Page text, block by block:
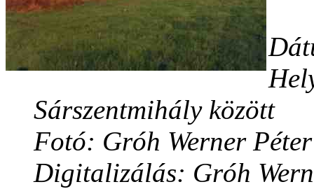
Sárszentmihály között
Fotó: Gróh Werner Péter
Digitalizálás: Gróh